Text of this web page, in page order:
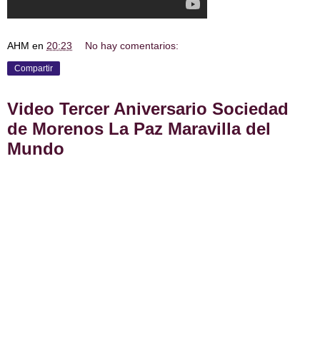
AHM en 20:23 No hay comentarios:
Compartir
Video Tercer Aniversario Sociedad
de Morenos La Paz Maravilla del
Mundo